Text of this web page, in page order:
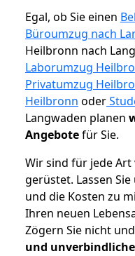
Egal, ob Sie einen
Büroumzug nach
Heilbronn nach
Laborumzug
Privatumzug
Heilbronn oder
Langwaden planen
Angebotefür Sie.
Wir sind für jede Art
gerüstet. Lassen
und die Kosten zu
Ihren neuen
Zögern Sie nicht
und